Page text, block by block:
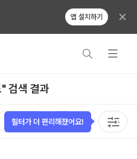
앱 설치하기
검색 결과
비비노점수 국가 용량 태그
필터가 더 편리해졌어요!